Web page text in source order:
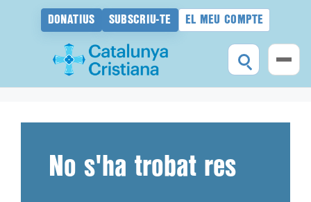
DONATIUS SUBSCRIU-TE EL MEU COMPTE
No s'ha trobat res